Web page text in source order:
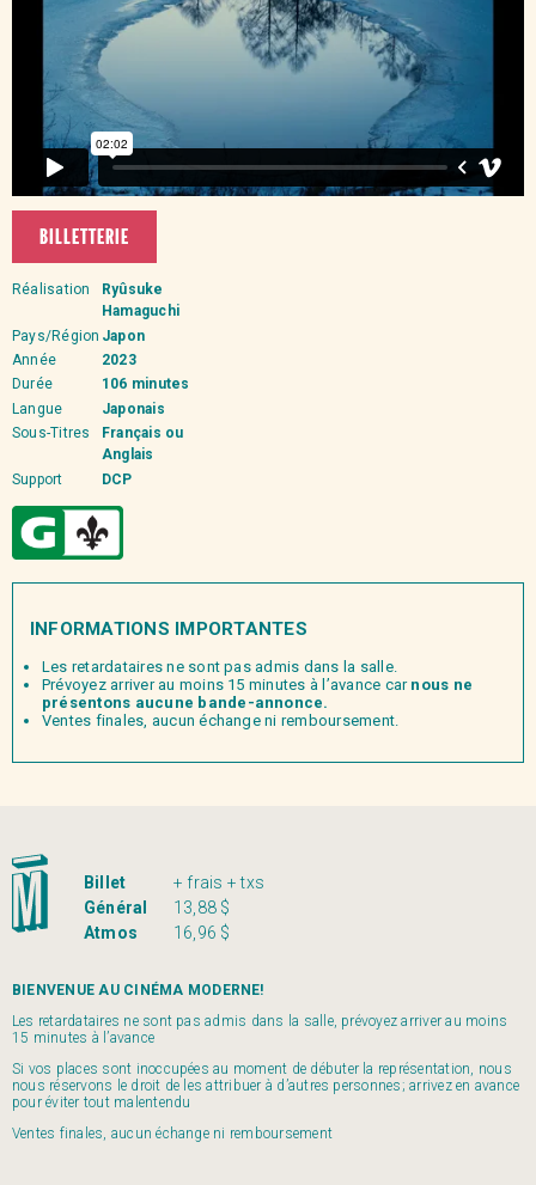
BILLETTERIE
Réalisation
Ryûsuke
Hamaguchi
Pays/Région Japon
Année
2023
Durée
106 minutes
Langue
Japonais
Sous-Titres
Français ou
Anglais
Support
DCP
INFORMATIONS IMPORTANTES
Les retardataires ne sont pas admis dans la salle.
Prévoyez arriver au moins 15 minutes à l’avance carnous ne
présentons aucune bande-annonce.
Ventes finales, aucun échange ni remboursement.
Billet
+ frais + txs
Général
13,88 $
Atmos
16,96 $
BIENVENUE AU CINÉMA MODERNE!
Les retardataires ne sont pas admis dans la salle, prévoyez arriver au moins
15 minutes à l’avance
Si vos places sont inoccupées au moment de débuter la représentation, nous
nous réservons le droit de les attribuer à d’autres personnes; arrivez en avance
pour éviter tout malentendu
Ventes finales, aucun échange ni remboursement